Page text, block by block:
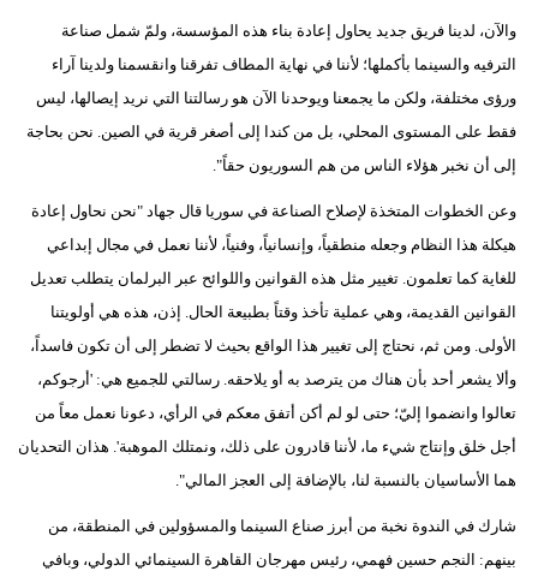
والآن، لدينا فريق جديد يحاول إعادة بناء هذه المؤسسة، ولمّ شمل صناعة
الترفيه والسينما بأكملها؛ لأننا في نهاية المطاف تفرقنا وانقسمنا ولدينا آراء
ورؤى مختلفة، ولكن ما يجمعنا ويوحدنا الآن هو رسالتنا التي نريد إيصالها، ليس
فقط على المستوى المحلي، بل من كندا إلى أصغر قرية في الصين. نحن بحاجة
إلى أن نخبر هؤلاء الناس من هم السوريون حقاً".
وعن الخطوات المتخذة لإصلاح الصناعة في سوريا قال جهاد "نحن نحاول إعادة
هيكلة هذا النظام وجعله منطقياً، وإنسانياً، وفنياً، لأننا نعمل في مجال إبداعي
للغاية كما تعلمون. تغيير مثل هذه القوانين واللوائح عبر البرلمان يتطلب تعديل
القوانين القديمة، وهي عملية تأخذ وقتاً بطبيعة الحال. إذن، هذه هي أولويتنا
الأولى. ومن ثم، نحتاج إلى تغيير هذا الواقع بحيث لا تضطر إلى أن تكون فاسداً،
وألا يشعر أحد بأن هناك من يترصد به أو يلاحقه. رسالتي للجميع هي: 'أرجوكم،
تعالوا وانضموا إليّ؛ حتى لو لم أكن أتفق معكم في الرأي، دعونا نعمل معاً من
أجل خلق وإنتاج شيء ما، لأننا قادرون على ذلك، ونمتلك الموهبة'. هذان التحديان
هما الأساسيان بالنسبة لنا، بالإضافة إلى العجز المالي".
شارك في الندوة نخبة من أبرز صناع السينما والمسؤولين في المنطقة، من
بينهم: النجم حسين فهمي، رئيس مهرجان القاهرة السينمائي الدولي، وبافي